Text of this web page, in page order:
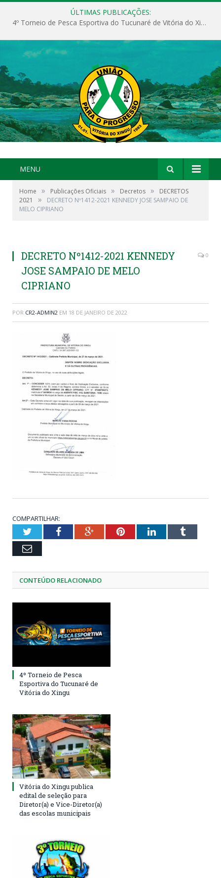
ÚLTIMAS PUBLICAÇÕES:
4º Torneio de Pesca Esportiva do Tucunaré de Vitória do Xingu
MENU
Home » Publicações Oficiais » Decretos »
DECRETOS
2021
»
DECRETO Nº1412-2021 KENNEDY JOSE SAMPAIO DE
MELO CIPRIANO
DECRETO Nº1412-2021 KENNEDY
JOSE SAMPAIO DE MELO
CIPRIANO
0
POR CR2-ADMIN2 EM 18 DE JANEIRO DE 2022
COMPARTILHAR:
TwitterFacebookGoogle+PinterestLinkedInTumblr
Email
CONTEÚDO RELACIONADO
4º Torneio de Pesca
Esportiva do Tucunaré de
Vitória do Xingu
Vitória do Xingu publica
edital de seleção para
Diretor(a) e Vice-Diretor(a)
das escolas municipais